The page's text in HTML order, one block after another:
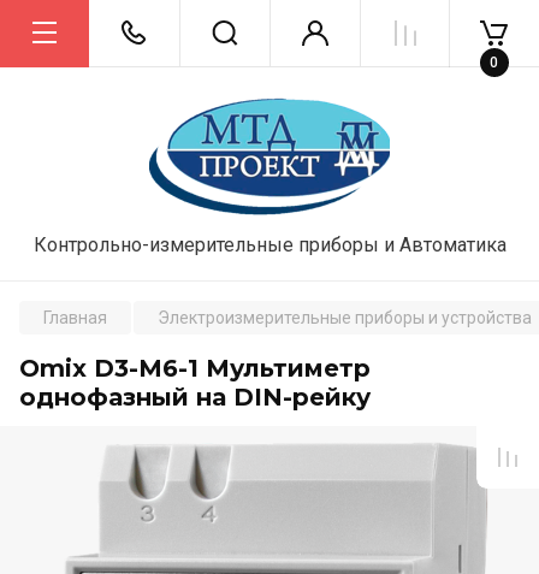
Контрольно-измерительные приборы и Автоматика
0
Главная Электроизмерительные приборы и устройства
Omix D3-M6-1 Мультиметр
однофазный на DIN-рейку